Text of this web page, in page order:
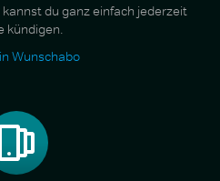
du ganz einfach jederzeit
kündigen.
Wunschabo